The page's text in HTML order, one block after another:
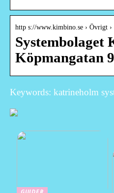
http s://www.kimbino.se › Övrigt ›
Systembolaget
Köpmangatan
Keywords: katrineholm